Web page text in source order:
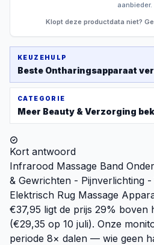
aanbieder.
Klopt deze productdata niet?
KEUZEHULP
Beste Ontharingsapparaat
CATEGORIE
Meer Beauty & Verzorging
Kort antwoord
Infrarood Massage Band
& Gewrichten - Pijnverlichting
Elektrisch Rug Massage
€37,95 ligt de prijs 29% boven
(€29,35 op 10 juli). Onze
periode 8× dalen — wie geen